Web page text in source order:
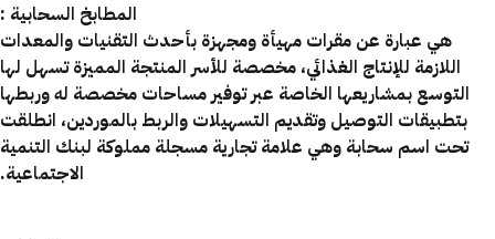
المطابخ السحابية :
هي عبارة عن مقرات مهيأة ومجهزة بأحدث التقنيات والمعدات
اللازمة للإنتاج الغذائي، مخصصة للأسر المنتجة المميزة تسهل لها
التوسع بمشاريعها الخاصة عبر توفير مساحات مخصصة له وربطها
بتطبيقات التوصيل وتقديم التسهيلات والربط بالموردين، انطلقت
تحت اسم سحابة وهي علامة تجارية مسجلة مملوكة لبنك التنمية
الاجتماعية.